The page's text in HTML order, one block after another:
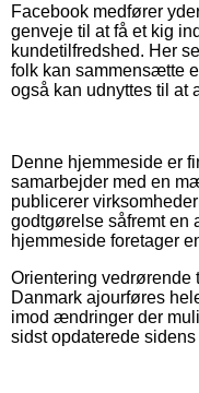
Facebook medfører
genveje til at få et kig
kundetilfredshed. Her
folk kan sammensætte
også kan udnyttes til at
Denne hjemmeside er
samarbejder med en
publicerer
godtgørelse såfremt en
hjemmeside foretager
Orientering vedrørende
Danmark ajourføres
imod ændringer der
sidst opdaterede sidens